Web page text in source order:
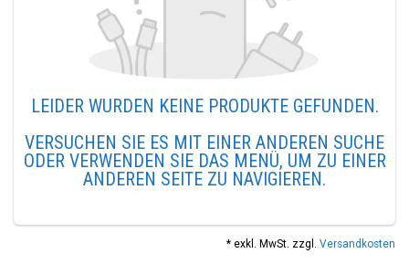
LEIDER WURDEN KEINE PRODUKTE GEFUNDEN.
VERSUCHEN SIE ES MIT EINER ANDEREN SUCHE
ODER VERWENDEN SIE DAS MENÜ, UM ZU EINER
ANDEREN SEITE ZU NAVIGIEREN.
* exkl. MwSt. zzgl. Versandkosten